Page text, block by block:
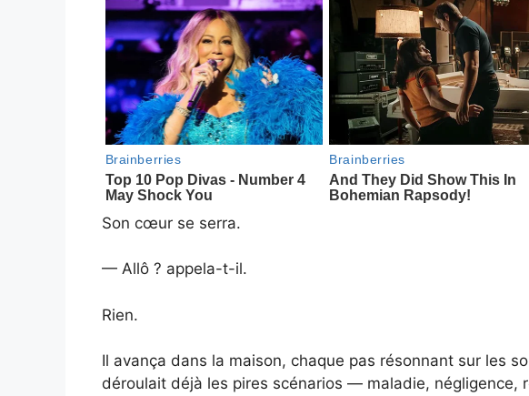
Son cœur se serra.
— Allô ? appela-t-il.
Rien.
Il avança dans la maison, chaque pas résonnant sur les
déroulait déjà les pires scénarios — maladie, négligence,